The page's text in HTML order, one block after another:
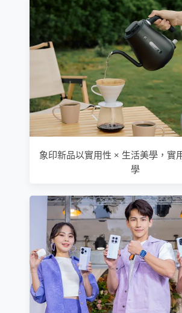
象印新品以實用性 × 生活美學，實
學